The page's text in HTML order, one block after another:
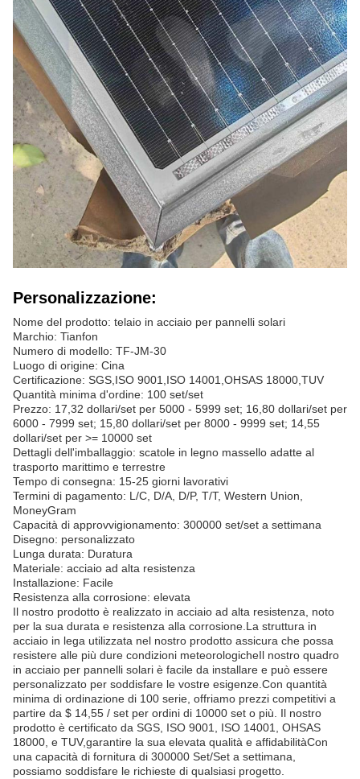
Personalizzazione:
Nome del prodotto: telaio in acciaio per pannelli solari
Marchio: Tianfon
Numero di modello: TF-JM-30
Luogo di origine: Cina
Certificazione: SGS,ISO 9001,ISO 14001,OHSAS 18000,TUV
Quantità minima d'ordine: 100 set/set
Prezzo: 17,32 dollari/set per 5000 - 5999 set; 16,80 dollari/set per
6000 - 7999 set; 15,80 dollari/set per 8000 - 9999 set; 14,55
dollari/set per >= 10000 set
Dettagli dell'imballaggio: scatole in legno massello adatte al
trasporto marittimo e terrestre
Tempo di consegna: 15-25 giorni lavorativi
Termini di pagamento: L/C, D/A, D/P, T/T, Western Union,
MoneyGram
Capacità di approvvigionamento: 300000 set/set a settimana
Disegno: personalizzato
Lunga durata: Duratura
Materiale: acciaio ad alta resistenza
Installazione: Facile
Resistenza alla corrosione: elevata
Il nostro prodotto è realizzato in acciaio ad alta resistenza, noto
per la sua durata e resistenza alla corrosione.La struttura in
acciaio in lega utilizzata nel nostro prodotto assicura che possa
resistere alle più dure condizioni meteorologicheIl nostro quadro
in acciaio per pannelli solari è facile da installare e può essere
personalizzato per soddisfare le vostre esigenze.Con quantità
minima di ordinazione di 100 serie, offriamo prezzi competitivi a
partire da $ 14,55 / set per ordini di 10000 set o più. Il nostro
prodotto è certificato da SGS, ISO 9001, ISO 14001, OHSAS
18000, e TUV,garantire la sua elevata qualità e affidabilitàCon
una capacità di fornitura di 300000 Set/Set a settimana,
possiamo soddisfare le richieste di qualsiasi progetto.